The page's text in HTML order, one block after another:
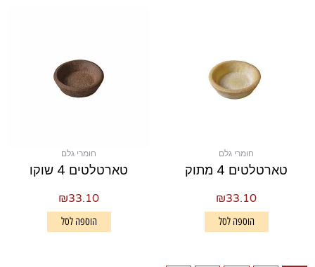
חומרי גלם
טארטלטים 4 מתוק
₪33.10
הוספה לסל
חומרי גלם
טארטלטים 4 שוקו
₪33.10
הוספה לסל